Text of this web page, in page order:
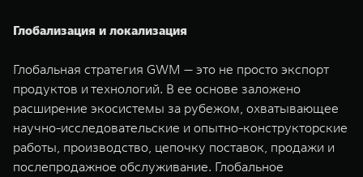
Глобализация и локализация
Глобальная стратегия GWM — это не просто экспорт
продуктов и технологий. В ее основе заложено
расширение экосистемы за рубежом, охватывающее
научно-исследовательские и опытно-конструкторские
работы, производство, цепочку поставок, продажи и
послепродажное обслуживание. Глобальное